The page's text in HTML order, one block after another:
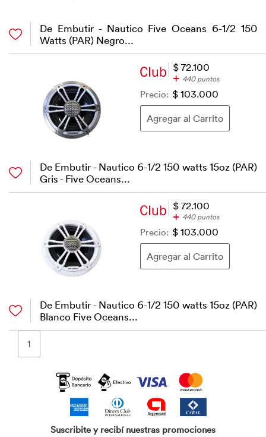
De Embutir - Nautico Five Oceans 6-1/2 150
Watts (PAR) Negro...
$ 72.100
+ 440 puntos
Precio: $ 103.000
De Embutir - Nautico 6-1/2 150 watts 15oz (PAR)
Gris - Five Oceans...
$ 72.100
+ 440 puntos
Precio: $ 103.000
De Embutir - Nautico 6-1/2 150 watts 15oz (PAR)
Blanco Five Oceans...
1
Suscribite y recibí nuestras promociones